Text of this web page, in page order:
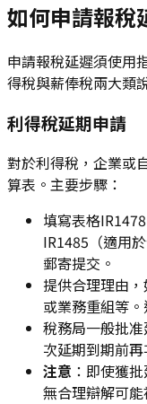
如何申請報稅
申請報稅延遲須使用
得稅與薪俸稅兩大類
利得稅延期申請
對於利得稅，企業或
算表。主要步驟：
填寫表格
IR1485（適用
郵寄提交。
提供合理理由
或業務重組等
稅務局一般批
次延期到期前再
注意 ：即使獲
無合理辯解可能